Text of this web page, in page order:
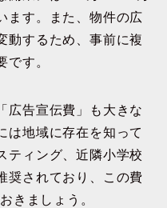
ます。また、物件の広
動するため、事前に複
です。
広告宣伝費」も大きな
は地域に存在を知って
ティング、近隣小学校
奨されており、この費
きましょう。